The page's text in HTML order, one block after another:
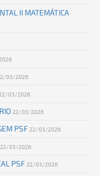
II MATEMÁTICA
03/2026
03/2026
22/03/2026
PSF 22/03/2026
22/03/2026
PSF 22/03/2026